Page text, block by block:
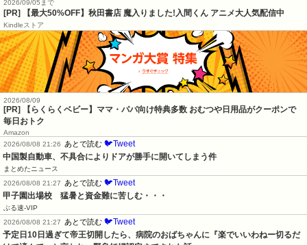
2026/09/05まで
[PR] 【最大50%OFF】秋田書店 魔入りました!入間くん アニメ大人気配信中
Kindleストア
2026/08/09
[PR] 【らくらくベビー】ママ・パパ向け特典多数 おむつや日用品がクーポンで
毎日おトク
Amazon
2026/08/08 21:26
あとで読む 🐦Tweet
中国製自動車、不具合によりドアが勝手に開いてしまう件
まとめたニュース
2026/08/08 21:27
あとで読む 🐦Tweet
甲子園出場校　猛暑と資金難に苦しむ・・・
ぶる速-VIP
2026/08/08 21:27
あとで読む 🐦Tweet
予定日10日過ぎて帝王切開したら、病院のおばちゃんに『楽でいいわねー切るだ